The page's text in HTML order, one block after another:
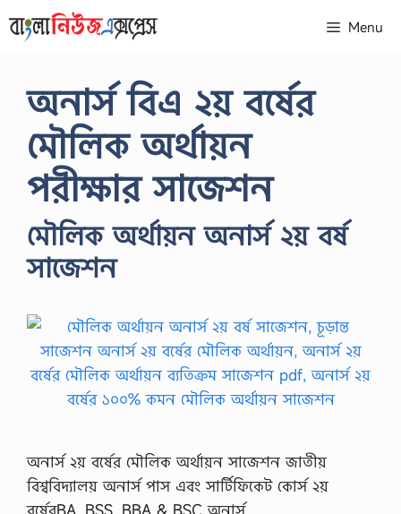
to
Menu
অনার্স বিএ ২য় বর্ষের
মৌলিক অর্থায়ন
পরীক্ষার সাজেশন
মৌলিক অর্থায়ন অনার্স ২য় বর্ষ
সাজেশন
অনার্স ২য় বর্ষের মৌলিক অর্থায়ন সাজেশন জাতীয়
বিশ্ববিদ্যালয় অনার্স পাস এবং সার্টিফিকেট কোর্স ২য়
বর্ষেরBA, BSS, BBA & BSC অনার্স …